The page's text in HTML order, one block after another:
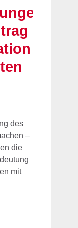
des
–
die
mit